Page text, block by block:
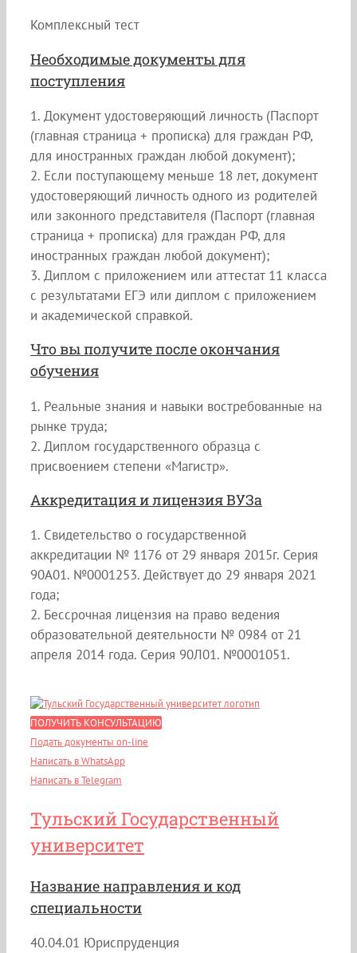
Комплексный тест
Необходимые документы для
поступления
1. Документ удостоверяющий личность (Паспорт
(главная страница + прописка) для граждан РФ,
для иностранных граждан любой документ);
2. Если поступающему меньше 18 лет, документ
удостоверяющий личность одного из родителей
или законного представителя (Паспорт (главная
страница + прописка) для граждан РФ, для
иностранных граждан любой документ);
3. Диплом с приложением или аттестат 11 класса
с результатами ЕГЭ или диплом с приложением
и академической справкой.
Что вы получите после окончания
обучения
1. Реальные знания и навыки востребованные на
рынке труда;
2. Диплом государственного образца с
присвоением степени «Магистр».
Аккредитация и лицензия ВУЗа
1. Свидетельство о государственной
аккредитации № 1176 от 29 января 2015г. Серия
90А01. №0001253. Действует до 29 января 2021
года;
2. Бессрочная лицензия на право ведения
образовательной деятельности № 0984 от 21
апреля 2014 года. Серия 90Л01. №0001051.
ПОЛУЧИТЬ КОНСУЛЬТАЦИЮ
Подать документы on-line
Написать в WhatsApp
Написать в Telegram
Тульский Государственный
университет
Название направления и код
специальности
40.04.01 Юриспруденция